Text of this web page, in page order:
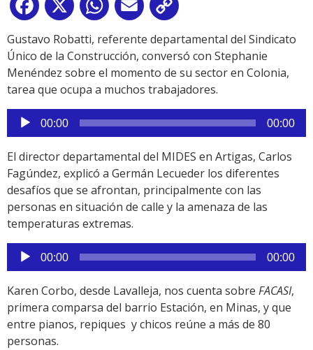
Facebook
X WhatsApp
Email
Link
Gustavo Robatti, referente departamental del Sindicato
Único de la Construcción, conversó con Stephanie
Menéndez sobre el momento de su sector en Colonia,
tarea que ocupa a muchos trabajadores.
Reproductor
de
audio
00:00 00:00
El director departamental del MIDES en Artigas, Carlos
Fagúndez, explicó a Germán Lecueder los diferentes
desafíos que se afrontan, principalmente con las
personas en situación de calle y la amenaza de las
temperaturas extremas.
Reproductor
de
audio
00:00 00:00
Karen Corbo, desde Lavalleja, nos cuenta sobre FACASI,
primera comparsa del barrio Estación, en Minas, y que
entre pianos, repiques y chicos reúne a más de 80
personas.